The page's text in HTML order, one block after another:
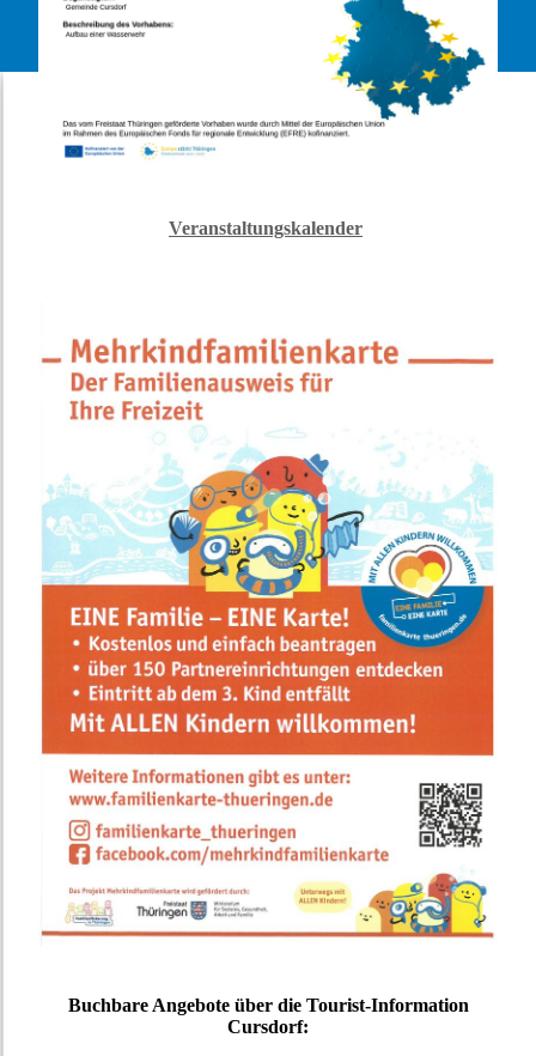
Veranstaltungskalender
Buchbare Angebote über die Tourist-Information
Cursdorf: